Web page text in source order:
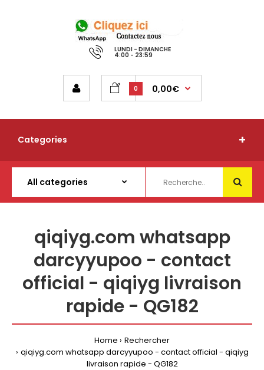
LUNDI - DIMANCHE
4:00 - 23:59
0 0,00€
Categories
qiqiyg.com whatsapp
darcyyupoo - contact
official - qiqiyg livraison
rapide - QG182
Home
Rechercher
qiqiyg.com whatsapp darcyyupoo - contact official - qiqiyg
livraison rapide - QG182